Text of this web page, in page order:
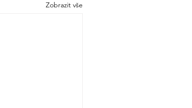
Zobrazit vše